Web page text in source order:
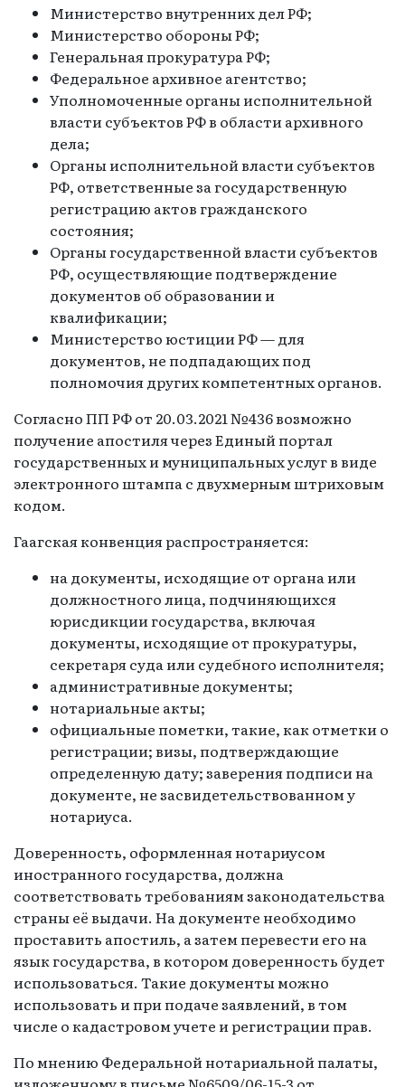
Министерство внутренних дел РФ;
Министерство обороны РФ;
Генеральная прокуратура РФ;
Федеральное архивное агентство;
Уполномоченные органы исполнительной
власти субъектов РФ в области архивного
дела;
Органы исполнительной власти субъектов
РФ, ответственные за государственную
регистрацию актов гражданского
состояния;
Органы государственной власти субъектов
РФ, осуществляющие подтверждение
документов об образовании и
квалификации;
Министерство юстиции РФ — для
документов, не подпадающих под
полномочия других компетентных органов.
Согласно ПП РФ от 20.03.2021 №436 возможно
получение апостиля через Единый портал
государственных и муниципальных услуг в виде
электронного штампа с двухмерным штриховым
кодом.
Гаагская конвенция распространяется:
на документы, исходящие от органа или
должностного лица, подчиняющихся
юрисдикции государства, включая
документы, исходящие от прокуратуры,
секретаря суда или судебного исполнителя;
административные документы;
нотариальные акты;
официальные пометки, такие, как отметки о
регистрации; визы, подтверждающие
определенную дату; заверения подписи на
документе, не засвидетельствованном у
нотариуса.
Доверенность, оформленная нотариусом
иностранного государства, должна
соответствовать требованиям законодательства
страны её выдачи. На документе необходимо
проставить апостиль, а затем перевести его на
язык государства, в котором доверенность будет
использоваться. Такие документы можно
использовать и при подаче заявлений, в том
числе о кадастровом учете и регистрации прав.
По мнению Федеральной нотариальной палаты,